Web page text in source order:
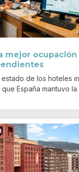
mejor
estado de los hoteles
España mantuvo